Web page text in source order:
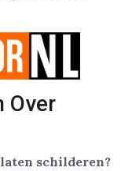
Over
schilderen?